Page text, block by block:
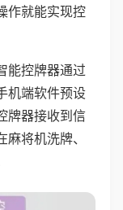
作就能实现控
能控牌器通过
机端软件预设
牌器接收到信
将机洗牌、